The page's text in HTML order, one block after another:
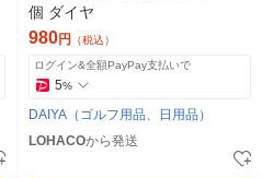
個 ダイヤ
980円 （税込）
ログイン&全額PayPay支払いで
5%
DAIYA（ゴルフ用品、日用品）
LOHACOから発送